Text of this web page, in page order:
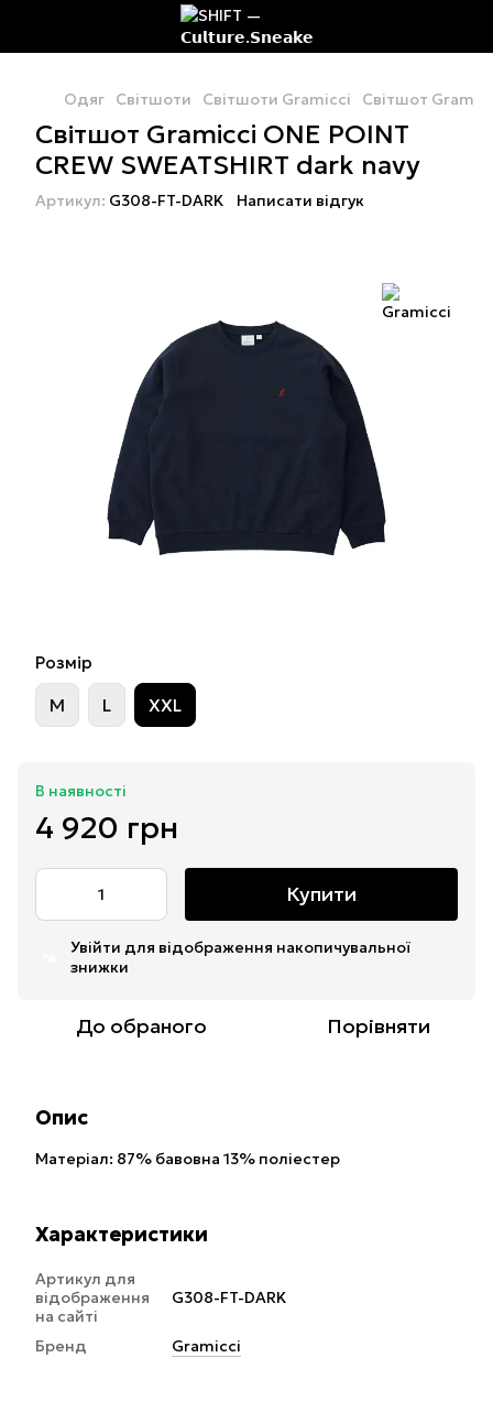
Одяг Світшоти Світшоти Gramicci Світшот
Світшот Gramicci ONE POINT
CREW SWEATSHIRT dark navy
Артикул: G308-FT-DARK Написати відгук
Розмір
M L XXL
В наявності
4 920 грн
Купити
Увійти для відображення накопичувальної
знижки
До обраного Порівняти
Опис
Матеріал: 87% бавовна 13% поліестер
Характеристики
Артикул для
відображення
на сайті
G308-FT-DARK
Бренд Gramicci